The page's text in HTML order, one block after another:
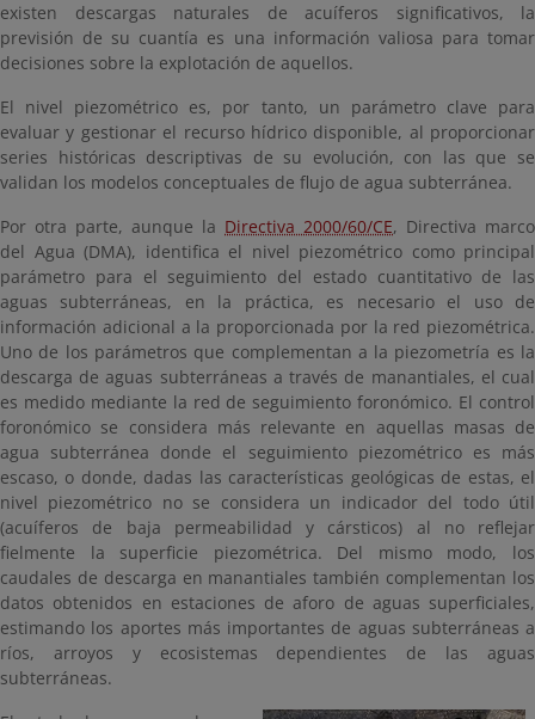
existen descargas naturales de acuíferos significativos, la
previsión de su cuantía es una información valiosa para tomar
decisiones sobre la explotación de aquellos.
El nivel piezométrico es, por tanto, un parámetro clave para
evaluar y gestionar el recurso hídrico disponible, al proporcionar
series históricas descriptivas de su evolución, con las que se
validan los modelos conceptuales de flujo de agua subterránea.
Por otra parte, aunque la Directiva 2000/60/CE, Directiva marco
del Agua (DMA), identifica el nivel piezométrico como principal
parámetro para el seguimiento del estado cuantitativo de las
aguas subterráneas, en la práctica, es necesario el uso de
información adicional a la proporcionada por la red piezométrica.
Uno de los parámetros que complementan a la piezometría es la
descarga de aguas subterráneas a través de manantiales, el cual
es medido mediante la red de seguimiento foronómico. El control
foronómico se considera más relevante en aquellas masas de
agua subterránea donde el seguimiento piezométrico es más
escaso, o donde, dadas las características geológicas de estas, el
nivel piezométrico no se considera un indicador del todo útil
(acuíferos de baja permeabilidad y cársticos) al no reflejar
fielmente la superficie piezométrica. Del mismo modo, los
caudales de descarga en manantiales también complementan los
datos obtenidos en estaciones de aforo de aguas superficiales,
estimando los aportes más importantes de aguas subterráneas a
ríos, arroyos y ecosistemas dependientes de las aguas
subterráneas.